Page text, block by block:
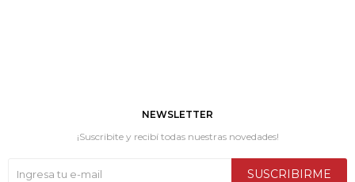
NEWSLETTER
¡Suscribite y recibí todas nuestras novedades!
SUSCRIBIRME